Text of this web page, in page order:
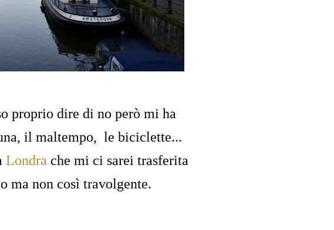
proprio dire di no però mi ha
il maltempo, le biciclette...
Londra che mi ci sarei trasferita
ma non così travolgente.